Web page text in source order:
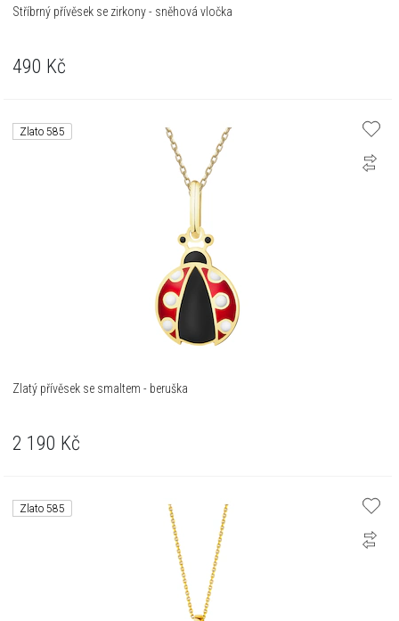
Stříbrný přívěsek se zirkony - sněhová vločka
490 Kč
Zlato 585
Zlatý přívěsek se smaltem - beruška
2 190 Kč
Zlato 585